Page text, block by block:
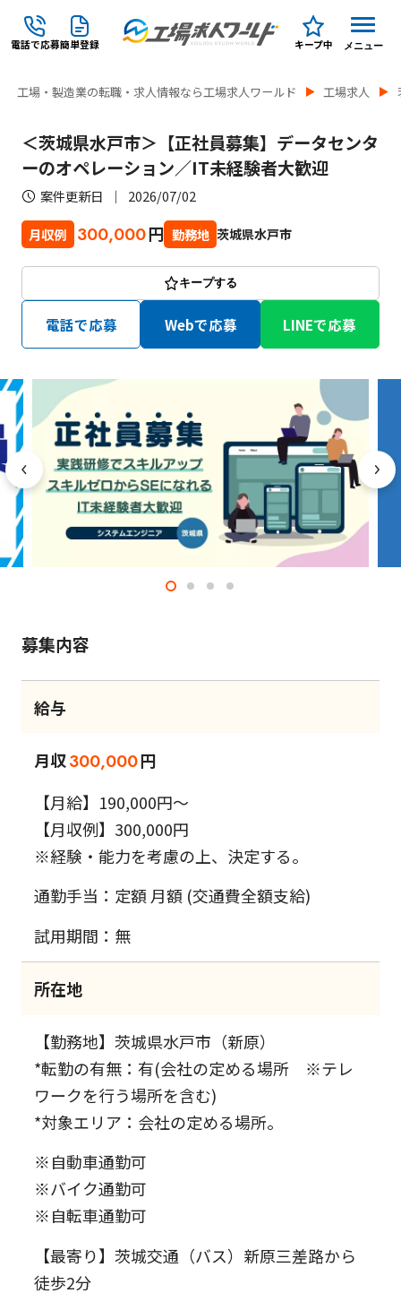
電話で応募簡単登録 キープ中 メニュー
工場・製造業の転職・求人情報なら工場求人ワールド 工場求人
＜茨城県水戸市＞【正社員募集】データセンタ
ーのオペレーション／IT未経験者大歓迎
案件更新日 2026/07/02
月収例 300,000円 勤務地 茨城県水戸市
キープする
電話で応募 Webで応募 LINEで応募
募集内容
給与
月収300,000円
【月給】190,000円～
【月収例】300,000円
※経験・能力を考慮の上、決定する。
通勤手当：定額 月額 (交通費全額支給)
試用期間：無
所在地
【勤務地】茨城県水戸市（新原）
*転勤の有無：有(会社の定める場所 ※テレ
ワークを行う場所を含む)
*対象エリア：会社の定める場所。
※自動車通勤可
※バイク通勤可
※自転車通勤可
【最寄り】茨城交通（バス）新原三差路から
徒歩2分